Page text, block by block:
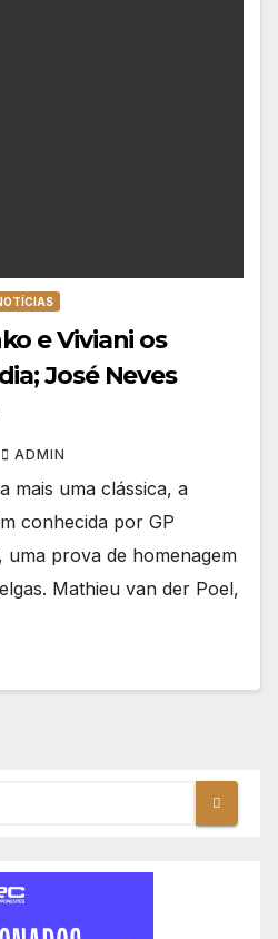
e Viviani os
José Neves
ADMIN
mais uma clássica, a
conhecida por GP
uma prova de homenagem
Mathieu van der Poel,